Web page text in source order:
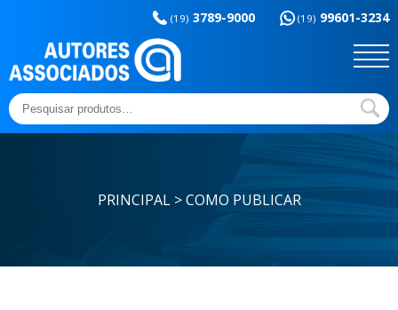
(19) 3789-9000 (19) 99601-3234
Pesquisar
por:
educação
Outros títulos
Sem categoria
Temas básicos
PRINCIPAL > COMO PUBLICAR